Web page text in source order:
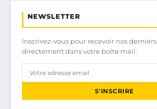
NEWSLETTER
Inscrivez-vous pour recevoir nos
directement dans votre boîte mail.
S'INSCRIRE